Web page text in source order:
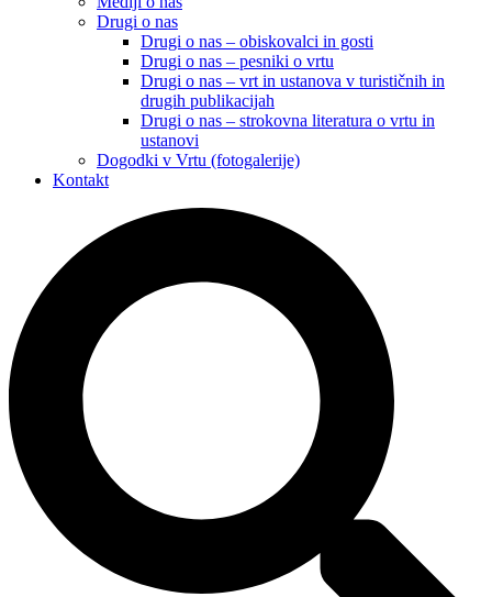
Drugi o nas
Drugi o nas – obiskovalci in gosti
Drugi o nas – pesniki o vrtu
Drugi o nas – vrt in ustanova v turističnih in
drugih publikacijah
Drugi o nas – strokovna literatura o vrtu in
ustanovi
Dogodki v Vrtu (fotogalerije)
Kontakt